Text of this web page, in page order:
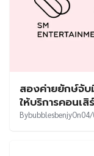
สองค่ายยักษ์จับ
ให้บริการคอนเ
BybubblesbenjyOn